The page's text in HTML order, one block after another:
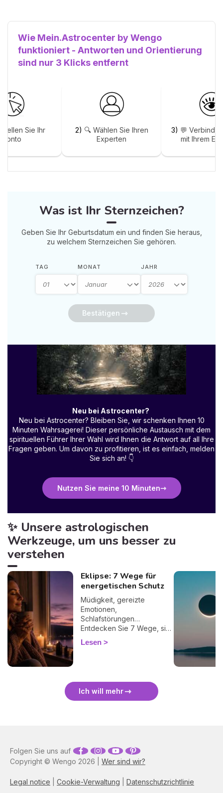
Wie Mein.Astrocenter by Wengo
funktioniert - Antworten und Orientierung
sind nur 3 Klicks entfernt
Sie Ihr
Konto
2) 🔍 Wählen Sie Ihren
Experten
3) 💬
mit Ihrem
Was ist Ihr Sternzeichen?
Geben Sie Ihr Geburtsdatum ein und finden Sie heraus,
zu welchem Sternzeichen Sie gehören.
TAG MONAT JAHR
Bestätigen
Neu bei Astrocenter?
Neu bei Astrocenter? Bleiben Sie, wir schenken Ihnen 10
Minuten Wahrsagerei! Dieser persönliche Austausch mit dem
spirituellen Führer Ihrer Wahl wird Ihnen die Antwort auf all Ihre
Fragen geben. Um davon zu profitieren, ist es einfach, melden
Sie sich an! 👇
Nutzen Sie meine 10 Minuten
✨ Unsere astrologischen
Werkzeuge, um uns besser zu
verstehen
Eklipse: 7 Wege für
energetischen Schutz
Müdigkeit, gereizte
Emotionen,
Schlafstörungen…
Entdecken Sie 7 Wege, sich
bei einer Finsternis
energetisch zu schützen
Lesen
Ich will mehr
Copyright © Wengo 2026 | Wer sind wir?
Legal notice Cookie-Verwaltung Datenschutzrichtlinie
Folgen Sie uns auf